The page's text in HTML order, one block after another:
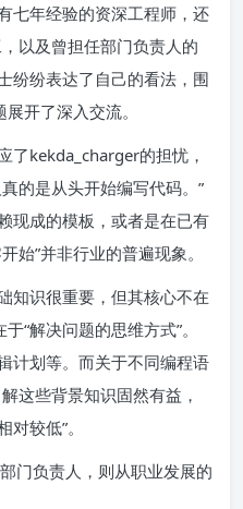
七年经验的资深工程师，还
以及曾担任部门负责人的
纷纷表达了自己的看法，围
开了深入交流。
了kekda_charger的担忧，
的是从头开始编写代码。”
现成的模板，或者是在已有
始”并非行业的普遍现象。
知识很重要，但其核心不在
“解决问题的思维方式”。
计划等。而关于不同编程语
这些背景知识固然有益，
较低”。
门负责人，则从职业发展的